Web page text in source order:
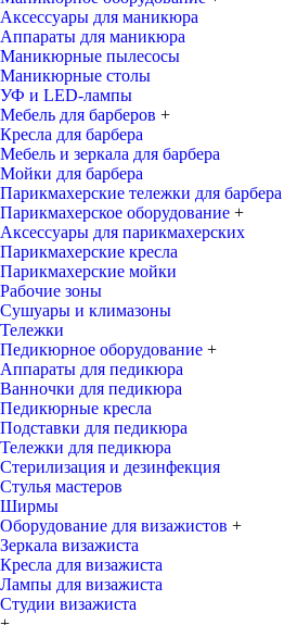
Аксессуары для маникюра
Аппараты для маникюра
Маникюрные пылесосы
Маникюрные столы
УФ и LED-лампы
Мебель для барберов +
Кресла для барбера
Мебель и зеркала для барбера
Мойки для барбера
Парикмахерские тележки для барбера
Парикмахерское оборудование +
Аксессуары для парикмахерских
Парикмахерские кресла
Парикмахерские мойки
Рабочие зоны
Сушуары и климазоны
Тележки
Педикюрное оборудование +
Аппараты для педикюра
Ванночки для педикюра
Педикюрные кресла
Подставки для педикюра
Тележки для педикюра
Стерилизация и дезинфекция
Стулья мастеров
Ширмы
Оборудование для визажистов +
Зеркала визажиста
Кресла для визажиста
Лампы для визажиста
Студии визажиста